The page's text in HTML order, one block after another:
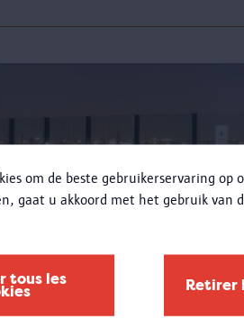
om de beste gebruikerservaring op
gaat u akkoord met het gebruik van
tous les Retirer